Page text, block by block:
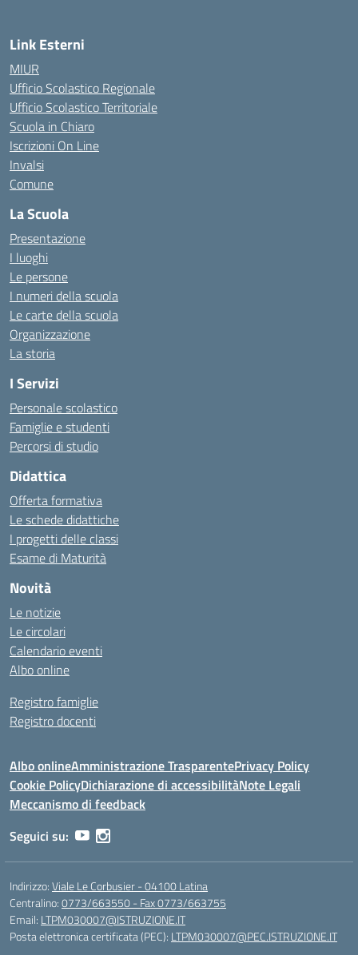
Link Esterni
MIUR
Ufficio Scolastico Regionale
Ufficio Scolastico Territoriale
Scuola in Chiaro
Iscrizioni On Line
Invalsi
Comune
La Scuola
Presentazione
I luoghi
Le persone
I numeri della scuola
Le carte della scuola
Organizzazione
La storia
I Servizi
Personale scolastico
Famiglie e studenti
Percorsi di studio
Didattica
Offerta formativa
Le schede didattiche
I progetti delle classi
Esame di Maturità
Novità
Le notizie
Le circolari
Calendario eventi
Albo online
Registro famiglie
Registro docenti
Albo onlineAmministrazione TrasparentePrivacy Policy
Cookie PolicyDichiarazione di accessibilitàNote Legali
Meccanismo di feedback
Seguici su:
Indirizzo:Viale Le Corbusier - 04100 Latina
Centralino:0773/663550 - Fax 0773/663755
Email: LTPM030007@ISTRUZIONE.IT
Posta elettronica certificata (PEC): LTPM030007@PEC.ISTRUZIONE.IT